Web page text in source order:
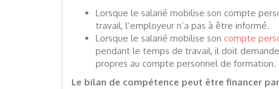
Lorsque le salarié mobilise son compte
travail, l’employeur n’a pas à être informé.
Lorsque le salarié mobilise son compte
pendant le temps de travail, il doit
propres au compte personnel de formation.
Le bilan de compétence peut être financer